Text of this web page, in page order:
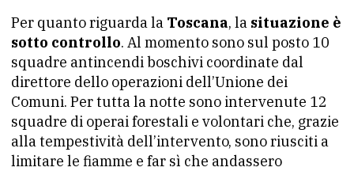
Per quanto riguarda la Toscana, la situazione è
sotto controllo. Al momento sono sul posto 10
squadre antincendi boschivi coordinate dal
direttore dello operazioni dell’Unione dei
Comuni. Per tutta la notte sono intervenute 12
squadre di operai forestali e volontari che, grazie
alla tempestività dell’intervento, sono riusciti a
limitare le fiamme e far sì che andassero